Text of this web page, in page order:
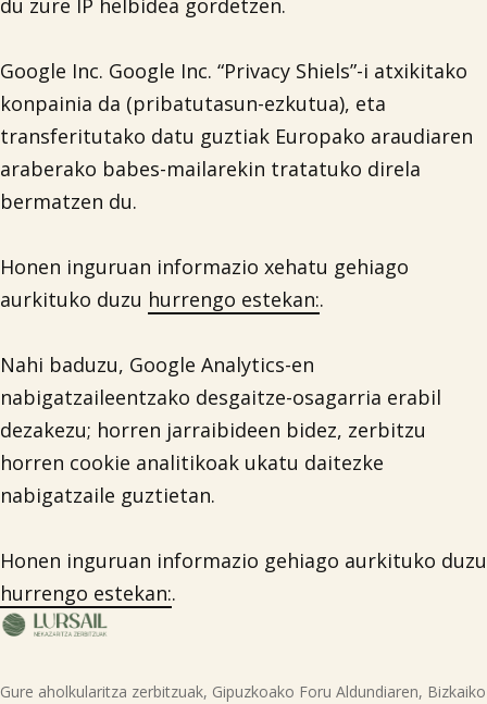
du zure IP helbidea gordetzen.
Google Inc. Google Inc. “Privacy Shiels”-i atxikitako
konpainia da (pribatutasun-ezkutua), eta
transferitutako datu guztiak Europako araudiaren
araberako babes-mailarekin tratatuko direla
bermatzen du.
Honen inguruan informazio xehatu gehiago
aurkituko duzu hurrengo estekan:.
Nahi baduzu, Google Analytics-en
nabigatzaileentzako desgaitze-osagarria erabil
dezakezu; horren jarraibideen bidez, zerbitzu
horren cookie analitikoak ukatu daitezke
nabigatzaile guztietan.
Honen inguruan informazio gehiago aurkituko duzu
hurrengo estekan:.
Gure aholkularitza zerbitzuak, Gipuzkoako Foru Aldundiaren, Bizkaiko